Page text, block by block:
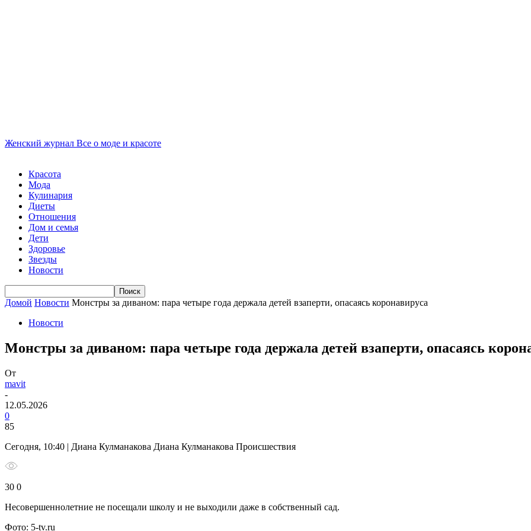
Женский журнал Все о моде и красоте
Красота
Мода
Кулинария
Диеты
Отношения
Дом и семья
Дети
Здоровье
Звезды
Новости
Домой Новости Монстры за диваном: пара четыре года держала детей взаперти, опасаясь коронавируса
Новости
Монстры за диваном: пара четыре года держала детей взаперти, опасаясь
От
mavit
-
12.05.2026
0
85
Сегодня, 10:40 | Диана Кулманакова Диана Кулманакова Происшествия
30 0
Несовершеннолетние не посещали школу и не выходили даже в собственный сад.
Фото: 5-tv.ru